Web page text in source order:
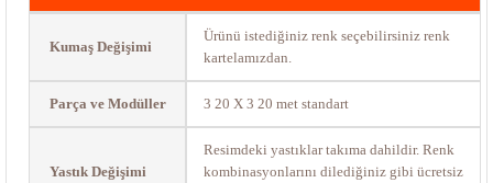
Kumaş Değişimi
Ürünü istediğiniz renk seçebilirsiniz renk
kartelamızdan.
Parça ve Modüller 3 20 X 3 20 met standart
Yastık Değişimi
Resimdeki yastıklar takıma dahildir. Renk
kombinasyonlarını dilediğiniz gibi ücretsiz